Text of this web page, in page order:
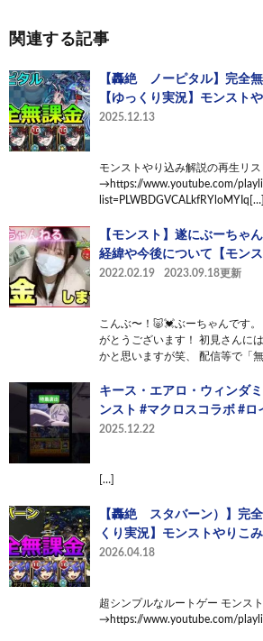
関連する記事
【轟絶 ノーピタル】完全
【ゆっくり実況】モンスト
2025.12.13
モンストやり込み解説の再生リス
→https://www.youtube.com/
list=PLWBDGVCALkfRYloMYIq[…]
【モンスト】遂にぶーちゃ
経緯や今後について【モン
2022.02.19 2023.09.18更新
こんぶ〜！🐷💓ぶーちゃんです
がとうございます！ 初見さんに
かと思いますが笑、 配信等で「
キース・エアロ・ウィンダ
ンスト #マクロスコラボ #
2025.12.22
[…]
【轟絶 スタバーン）】完
くり実況】モンストやりこ
2026.04.18
超シンプルなルートゲー モンス
→https://www.youtube.com/